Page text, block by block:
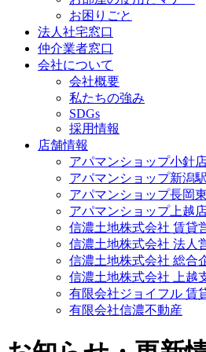
お困りごと
法人社宅窓口
仲介業者窓口
会社について
会社概要
私たちの強み
SDGs
採用情報
店舗情報
アパマンショップ小針
アパマンショップ新潟
アパマンショップ長岡
アパマンショップ上越
信濃土地株式会社 賃貸
信濃土地株式会社 法人
信濃土地株式会社 総合
信濃土地株式会社 上越
有限会社ジョイフル 賃
有限会社信濃不動産